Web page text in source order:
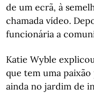
de um ecrã, à
chamada vídeo.
funcionária a
Katie Wyble
que tem uma
ainda no jardim de